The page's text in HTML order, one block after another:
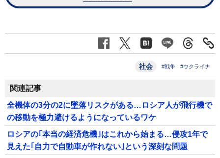
社会 #戦争 #ウクライナ
関連記事
全機体の3分の2に墜落リスクがある…ロシア人が飛行機で
の移動を極力避けるようになっているワケ
ロシアの｢本当の経済危機｣はこれから始まる…侵攻1年で
見えた｢自力で自動車が作れない｣という深刻な問題